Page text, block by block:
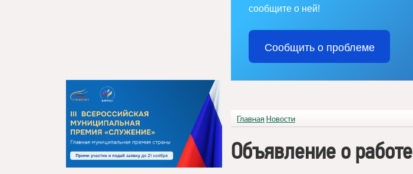
сообщите о ней!
Сообщить о проблеме
Главная Новости
Объявление о работе